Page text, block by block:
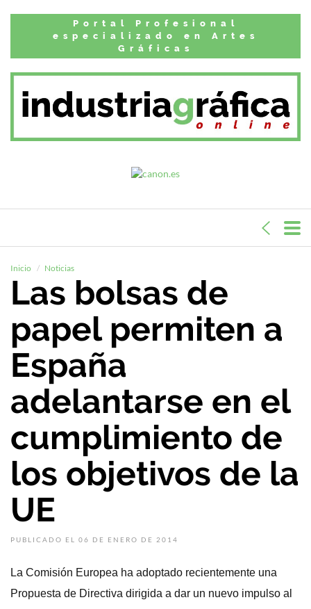
Portal Profesional
especializado en Artes
Gráficas
Inicio Noticias
Las bolsas de
papel permiten a
España
adelantarse en el
cumplimiento de
los objetivos de la
UE
PUBLICADO EL 06 DE ENERO DE 2014
La Comisión Europea ha adoptado recientemente una
Propuesta de Directiva dirigida a dar un nuevo impulso al